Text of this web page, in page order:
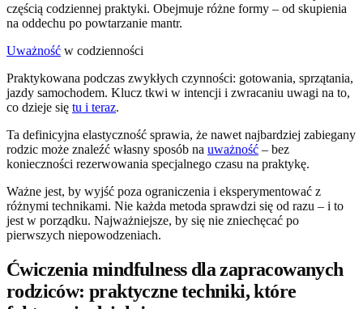
częścią codziennej praktyki. Obejmuje różne formy – od skupienia
na oddechu po powtarzanie mantr.
Uważność w codzienności
Praktykowana podczas zwykłych czynności: gotowania, sprzątania,
jazdy samochodem. Klucz tkwi w intencji i zwracaniu uwagi na to,
co dzieje się tu i teraz.
Ta definicyjna elastyczność sprawia, że nawet najbardziej zabiegany
rodzic może znaleźć własny sposób na uważność – bez
konieczności rezerwowania specjalnego czasu na praktykę.
Ważne jest, by wyjść poza ograniczenia i eksperymentować z
różnymi technikami. Nie każda metoda sprawdzi się od razu – i to
jest w porządku. Najważniejsze, by się nie zniechęcać po
pierwszych niepowodzeniach.
Ćwiczenia mindfulness dla zapracowanych
rodziców: praktyczne techniki, które